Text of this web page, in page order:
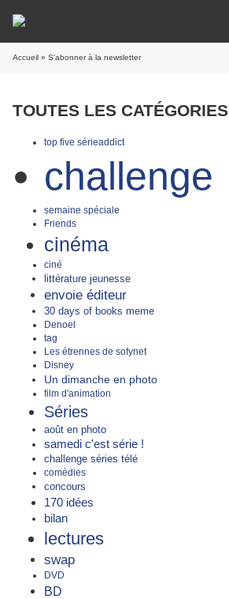
Accueil » S'abonner à la newsletter
TOUTES LES CATÉGORIES
top five sérieaddict
challenge
semaine spéciale
Friends
cinéma
ciné
littérature jeunesse
envoie éditeur
30 days of books meme
Denoel
tag
Les étrennes de sofynet
Disney
Un dimanche en photo
film d'animation
Séries
août en photo
samedi c'est série !
challenge séries télé
comédies
concours
170 idées
bilan
lectures
swap
DVD
BD